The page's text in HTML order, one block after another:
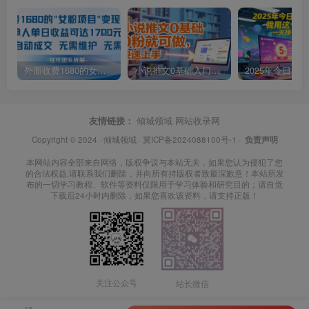
外面收费1680的女粉项目变现，单人单日收益可达1.7k，全自动成交无需维护 小说推文0基础入门教程，0粉就可做，快速上手
友情链接： 倾城领域 网站收录网
Copyright © 2024 · 倾城领域· 冀ICP备2024088100号-1 · 负责声明
本网站内容全部来自网络，版权争议与本站无关，如果您认为侵犯了您
的合法权益,请联系我们删除，并向所有持版权者致最深歉意！本站所发
布的一切学习教程、软件等资料仅限用于学习体验和研究目的；请自觉
下载后24小时内删除，如果您喜欢该资料，请支持正版！
关注公众号 站长微信